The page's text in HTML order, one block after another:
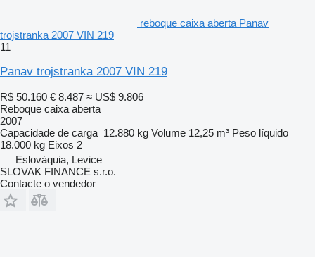
reboque caixa aberta Panav
trojstranka 2007 VIN 219
11
Panav trojstranka 2007 VIN 219
R$ 50.160 € 8.487 ≈ US$ 9.806
Reboque caixa aberta
2007
Capacidade de carga 12.880 kg Volume 12,25 m³ Peso líquido
18.000 kg Eixos 2
Eslováquia, Levice
SLOVAK FINANCE s.r.o.
Contacte o vendedor